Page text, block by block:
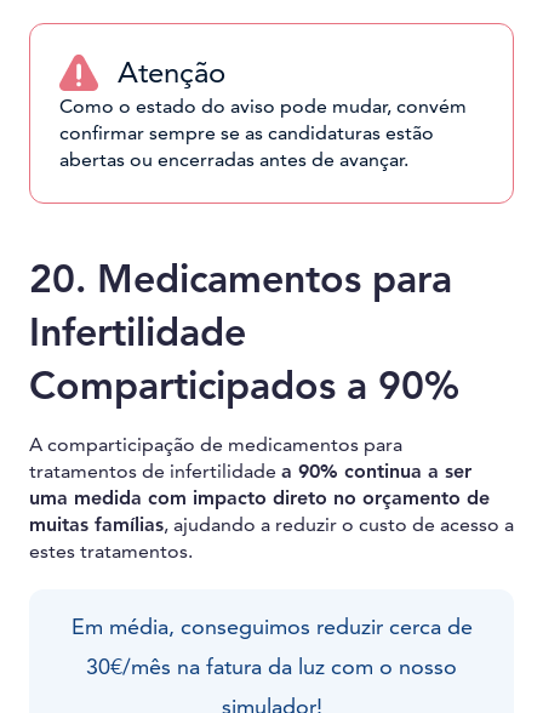
Atenção
Como o estado do aviso pode mudar, convém
confirmar sempre se as candidaturas estão
abertas ou encerradas antes de avançar.
20. Medicamentos para
Infertilidade
Comparticipados a 90%
A comparticipação de medicamentos para
tratamentos de infertilidade a 90% continua a ser
uma medida com impacto direto no orçamento de
muitas famílias, ajudando a reduzir o custo de acesso a
estes tratamentos.
Em média, conseguimos reduzir cerca de
30€/mês na fatura da luz com o nosso
simulador!